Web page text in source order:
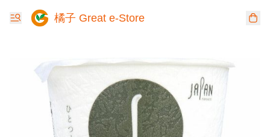
橘子 Great e-Store